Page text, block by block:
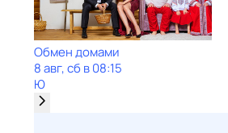
Обмен домами
8 авг, сб в 08:15
Ю